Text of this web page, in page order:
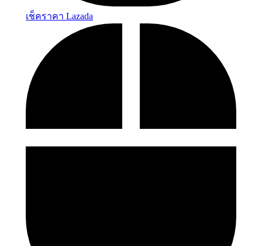
เช็คราคา Lazada